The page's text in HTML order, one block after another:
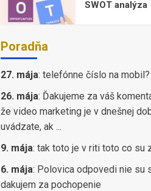
SWOT analýza
Poradňa
27. mája: telefónne číslo na mobil?
26. mája: Ďakujeme za váš
že video marketing je v dnešnej
uvádzate, ak ...
9. mája: tak toto je v riti toto co su
6. mája: Polovica odpovedi nie su
dakujem za pochopenie